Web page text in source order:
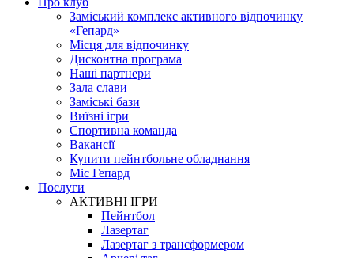
Заміський комплекс активного відпочинку
«Гепард»
Місця для відпочинку
Дисконтна програма
Наші партнери
Зала слави
Заміські бази
Виїзні ігри
Спортивна команда
Вакансії
Купити пейнтбольне обладнання
Міс Гепард
Послуги
АКТИВНІ ІГРИ
Пейнтбол
Лазертаг
Лазертаг з трансформером